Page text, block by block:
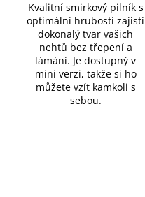
Kvalitní smirkový pilník s
optimální hrubostí zajistí
dokonalý tvar vašich
nehtů bez třepení a
lámání. Je dostupný v
mini verzi, takže si ho
můžete vzít kamkoli s
sebou.